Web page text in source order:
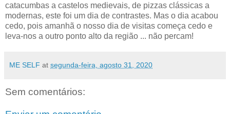
catacumbas a castelos medievais, de pizzas clássicas a
modernas, este foi um dia de contrastes. Mas o dia acabou
cedo, pois amanhã o nosso dia de visitas começa cedo e
leva-nos a outro ponto alto da região ... não percam!
ME SELF at segunda-feira, agosto 31, 2020
Sem comentários: